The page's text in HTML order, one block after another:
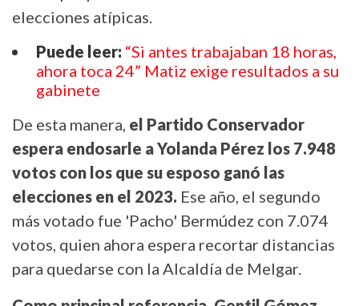
elecciones atípicas.
Puede leer: “Si antes trabajaban 18 horas,
ahora toca 24” Matiz exige resultados a su
gabinete
De esta manera, el Partido Conservador
espera endosarle a Yolanda Pérez los 7.948
votos con los que su esposo ganó las
elecciones en el 2023. Ese año, el segundo
más votado fue 'Pacho' Bermúdez con 7.074
votos, quien ahora espera recortar distancias
para quedarse con la Alcaldía de Melgar.